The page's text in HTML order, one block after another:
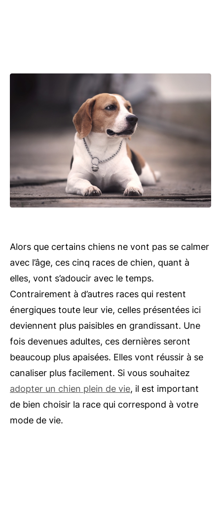
Alors que certains chiens ne vont pas se calmer
avec l’âge, ces cinq races de chien, quant à
elles, vont s’adoucir avec le temps.
Contrairement à d’autres races qui restent
énergiques toute leur vie, celles présentées ici
deviennent plus paisibles en grandissant. Une
fois devenues adultes, ces dernières seront
beaucoup plus apaisées. Elles vont réussir à se
canaliser plus facilement. Si vous souhaitez
adopter un chien plein de vie, il est important
de bien choisir la race qui correspond à votre
mode de vie.